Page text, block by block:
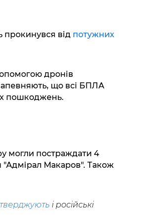
прокинувся від потужних
дронів
що всі БПЛА
пошкоджень.
могли постраждати 4
"Адмірал Макаров". Також
і російські